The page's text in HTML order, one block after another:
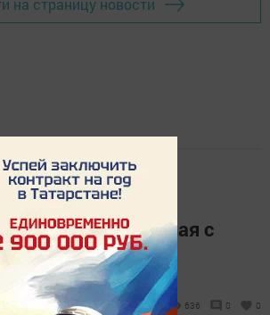
на страницу новости
час «Выпьем чая с
в Кляшевской
2024 - 12:03 636 0 0